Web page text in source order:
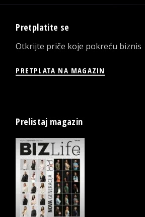
Pretplatite se
Otkrijte priče koje pokreću biznis
PRETPLATA NA MAGAZIN
Prelistaj magazin